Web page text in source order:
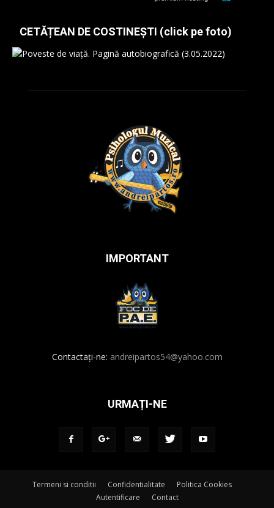
CETĂȚEAN DE COSTINEȘTI (click pe foto)
IMPORTANT
Contactați-ne: andreipartos54@yahoo.com
URMAȚI-NE
Termeni si conditii Confidentialitate
Politica Cookies
Autentificare
Contact